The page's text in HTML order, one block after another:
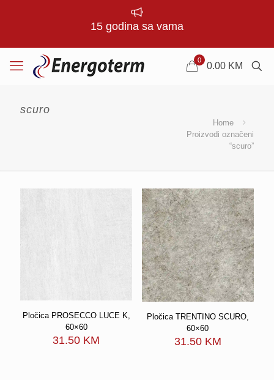
15 godina sa vama
0
0.00 KM
scuro
Home
Proizvodi označeni
“scuro”
Pločica PROSECCO LUCE K,
60×60
31.50 KM
Pločica TRENTINO SCURO,
60×60
31.50 KM